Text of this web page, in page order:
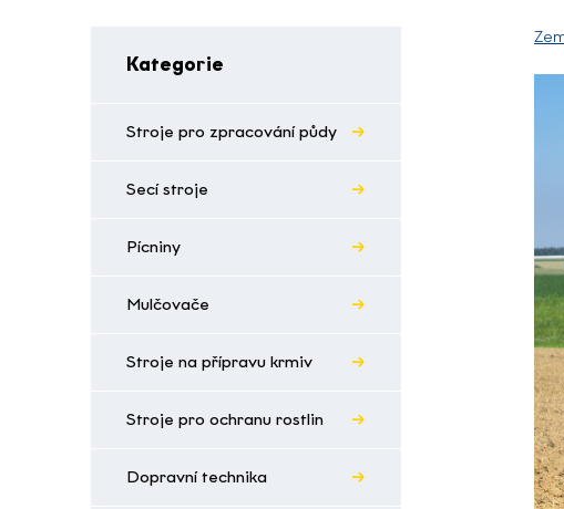
Kategorie
Stroje pro zpracování půdy
Secí stroje
Pícniny
Mulčovače
Stroje na přípravu krmiv
Stroje pro ochranu rostlin
Dopravní technika